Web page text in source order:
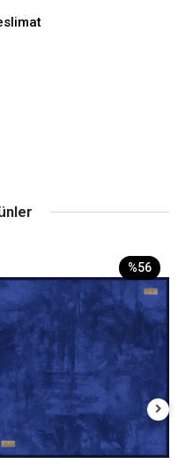
%56